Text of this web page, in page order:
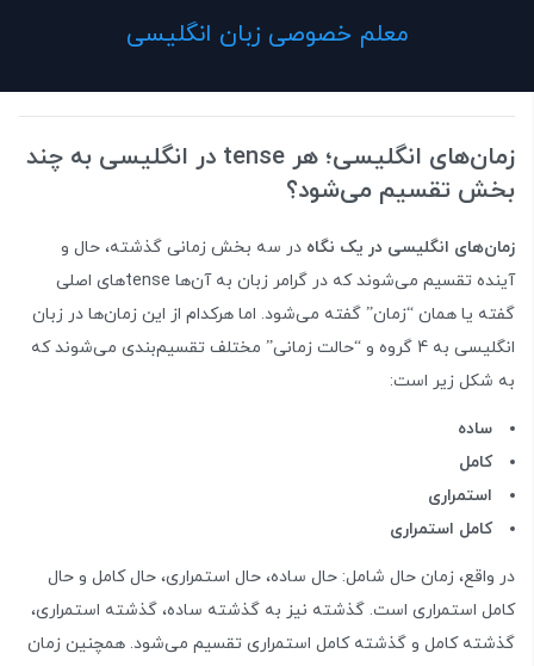
معلم خصوصی زبان انگلیسی
زمان‌های انگلیسی؛ هر tense در انگلیسی به چند
بخش تقسیم می‌شود؟
زمان‌های انگلیسی در یک نگاه در سه بخش زمانی گذشته، حال و
آینده تقسیم می‌شوند که در گرامر زبان به آن‌ها tense‌های اصلی
گفته یا همان “زمان” گفته می‌شود. اما هرکدام از این زمان‌ها در زبان
انگلیسی به 4 گروه و “حالت زمانی” مختلف تقسیم‌بندی می‌شوند که
به شکل زیر است:
ساده
کامل
استمراری
کامل استمراری
در واقع، زمان حال شامل: حال ساده، حال استمراری، حال کامل و حال
کامل استمراری است. گذشته نیز به گذشته ساده، گذشته استمراری،
گذشته کامل و گذشته کامل استمراری تقسیم می‌شود. همچنین زمان